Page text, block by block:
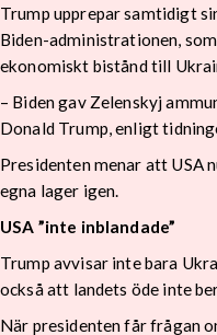
Trump upprepar samtidigt
Biden-administrationen,
ekonomiskt bistånd till
– Biden gav Zelenskyj
Donald Trump, enligt
Presidenten menar att USA
egna lager igen.
USA ”inte inblandade”
Trump avvisar inte bara
också att landets öde inte
När presidenten får frågan